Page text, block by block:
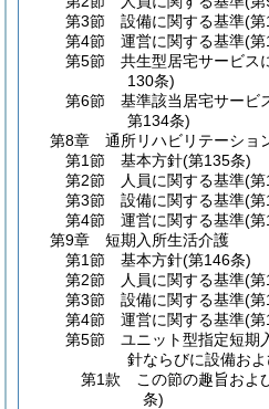
第3節
設備に関する基準(第
第4節
運営に関する基準(
第5節
共生型居宅サービス
130条)
第6節
基準該当居宅サービ
第134条)
第8章
通所リハビリテーショ
第1節
基本方針(第135条)
第2節
人員に関する基準(第
第3節
設備に関する基準(第
第4節
運営に関する基準(
第9章
短期入所生活介護
第1節
基本方針(第146条)
第2節
人員に関する基準(第
第3節
設備に関する基準(第
第4節
運営に関する基準(
第5節
ユニット型指定短期
針ならびに設備お
第1款
この節の趣旨およ
条)